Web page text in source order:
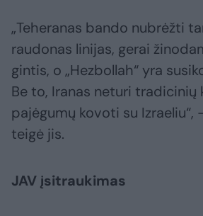
„Teheranas bando nubrėžti
raudonas linijas, gerai
gintis, o „Hezbollah“ yra
Be to, Iranas neturi tradicinių
pajėgumų kovoti su Izraeliu“,
teigė jis.
JAV įsitraukimas